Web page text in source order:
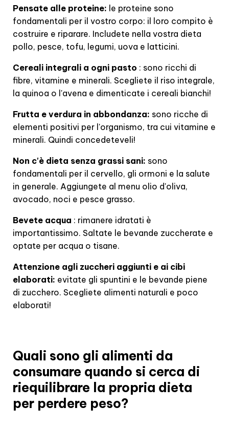
Pensate alle proteine: le proteine sono
fondamentali per il vostro corpo: il loro compito è
costruire e riparare. Includete nella vostra dieta
pollo, pesce, tofu, legumi, uova e latticini.
Cereali integrali a ogni pasto : sono ricchi di
fibre, vitamine e minerali. Scegliete il riso integrale,
la quinoa o l'avena e dimenticate i cereali bianchi!
Frutta e verdura in abbondanza: sono ricche di
elementi positivi per l'organismo, tra cui vitamine e
minerali. Quindi concedeteveli!
Non c'è dieta senza grassi sani: sono
fondamentali per il cervello, gli ormoni e la salute
in generale. Aggiungete al menu olio d'oliva,
avocado, noci e pesce grasso.
Bevete acqua : rimanere idratati è
importantissimo. Saltate le bevande zuccherate e
optate per acqua o tisane.
Attenzione agli zuccheri aggiunti e ai cibi
elaborati: evitate gli spuntini e le bevande piene
di zucchero. Scegliete alimenti naturali e poco
elaborati!
Quali sono gli alimenti da
consumare quando si cerca di
riequilibrare la propria dieta
per perdere peso?